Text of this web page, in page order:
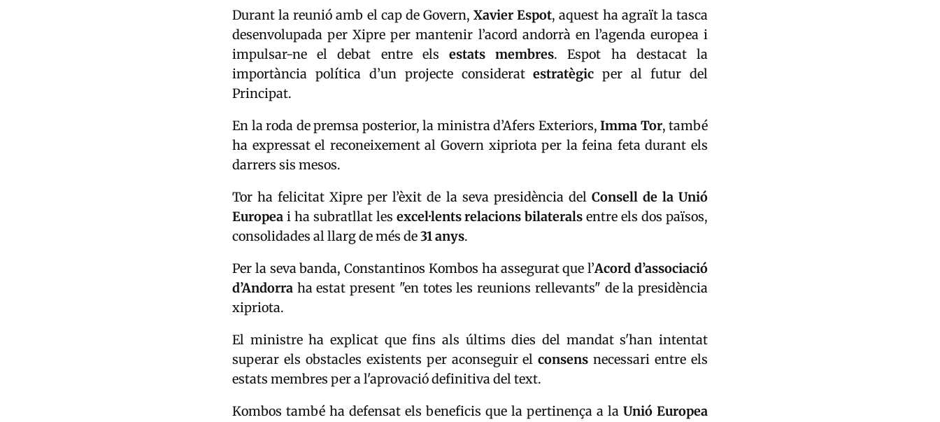
Durant la reunió amb el cap de Govern,Xavier Espot, aquest ha agraït la tasca
desenvolupada per Xipre per mantenir l’acord andorrà en l’agenda europea i
impulsar-ne el debat entre els estats membres. Espot ha destacat la
importància política d’un projecte consideratestratègic per al futur del
Principat.
En la roda de premsa posterior, la ministra d’Afers Exteriors, Imma Tor, també
ha expressat el reconeixement al Govern xipriota per la feina feta durant els
darrers sis mesos.
Tor ha felicitat Xipre per l’èxit de la seva presidència del Consell de la Unió
Europea i ha subratllat les excel·lents relacions bilaterals entre els dos països,
consolidades al llarg de més de31 anys.
Per la seva banda, Constantinos Kombos ha assegurat que l’Acord d’associació
d’Andorra ha estat present "en totes les reunions rellevants" de la presidència
xipriota.
El ministre ha explicat que fins als últims dies del mandat s'han intentat
superar els obstacles existents per aconseguir elconsens necessari entre els
estats membres per a l'aprovació definitiva del text.
Kombos també ha defensat els beneficis que la pertinença a la Unió Europea